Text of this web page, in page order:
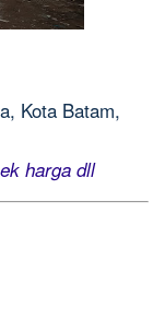
Kota Batam,
harga dll